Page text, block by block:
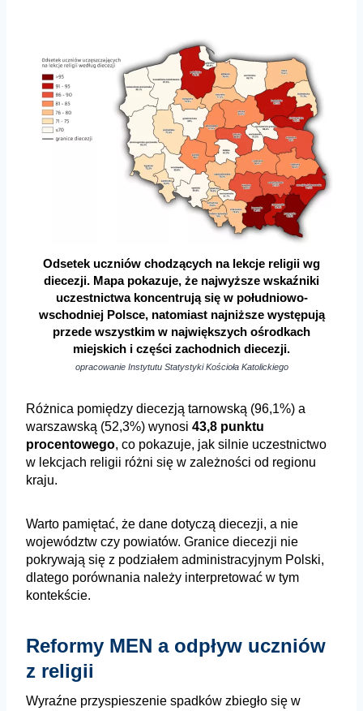
Odsetek uczniów chodzących na lekcje religii wg
diecezji. Mapa pokazuje, że najwyższe wskaźniki
uczestnictwa koncentrują się w południowo-
wschodniej Polsce, natomiast najniższe występują
przede wszystkim w największych ośrodkach
miejskich i części zachodnich diecezji.
opracowanie Instytutu Statystyki Kościoła Katolickiego
Różnica pomiędzy diecezją tarnowską (96,1%) a
warszawską (52,3%) wynosi 43,8 punktu
procentowego, co pokazuje, jak silnie uczestnictwo
w lekcjach religii różni się w zależności od regionu
kraju.
Warto pamiętać, że dane dotyczą diecezji, a nie
województw czy powiatów. Granice diecezji nie
pokrywają się z podziałem administracyjnym Polski,
dlatego porównania należy interpretować w tym
kontekście.
Reformy MEN a odpływ uczniów
z religii
Wyraźne przyspieszenie spadków zbiegło się w